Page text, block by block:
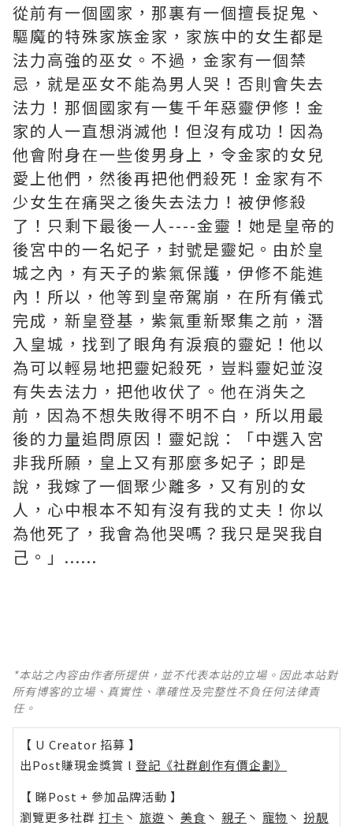
從前有一個國家，那裏有一個擅長捉鬼、
驅魔的特殊家族金家，家族中的女生都是
法力高強的巫女。不過，金家有一個禁
忌，就是巫女不能為男人哭！否則會失去
法力！那個國家有一隻千年惡靈伊修！金
家的人一直想消滅他！但沒有成功！因為
他會附身在一些俊男身上，令金家的女兒
愛上他們，然後再把他們殺死！金家有不
少女生在痛哭之後失去法力！被伊修殺
了！只剩下最後一人----金靈！她是皇帝的
後宮中的一名妃子，封號是靈妃。由於皇
城之內，有天子的紫氣保護，伊修不能進
內！所以，他等到皇帝駕崩，在所有儀式
完成，新皇登基，紫氣重新聚集之前，潛
入皇城，找到了眼角有淚痕的靈妃！他以
為可以輕易地把靈妃殺死，豈料靈妃並沒
有失去法力，把他收伏了。他在消失之
前，因為不想失敗得不明不白，所以用最
後的力量追問原因！靈妃說：「中選入宮
非我所願，皇上又有那麼多妃子；即是
說，我嫁了一個聚少離多，又有別的女
人，心中根本不知有沒有我的丈夫！你以
為他死了，我會為他哭嗎？我只是哭我自
己。」......
*本站之內容由作者所提供，並不代表本站的立場。因此本站對
所有博客的立場、真實性、準確性及完整性不負任何法律責
任。
【 U Creator 招募 】
出Post賺現金獎賞 l 登記《社群創作有價企劃》
【 睇Post + 參加品牌活動 】
瀏覽更多社群 打卡 丶 旅遊 丶 美食 丶 親子 丶 寵物 丶 扮靚